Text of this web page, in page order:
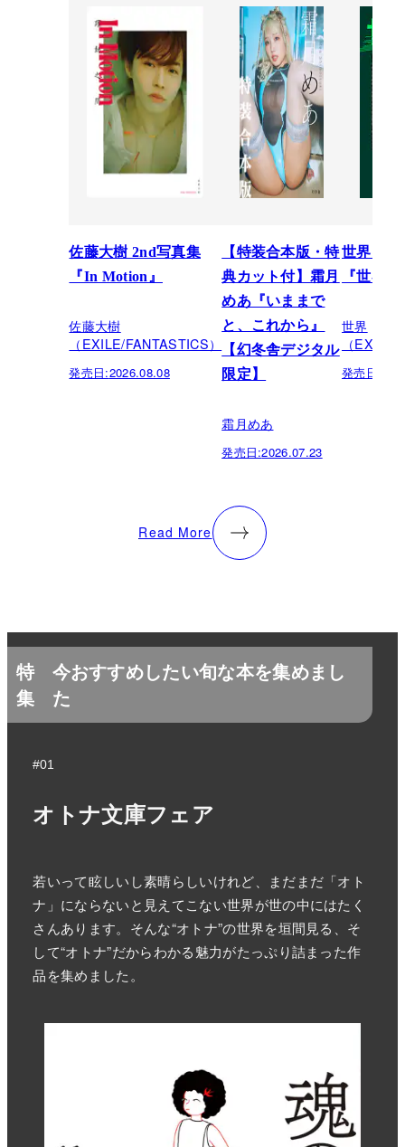
佐藤大樹 2nd写真集
『In Motion』
佐藤大樹
（EXILE/FANTASTICS）
発売日:2026.08.08
【特装合本版・特
典カット付】霜月
めあ『いままで
と、これから』
【幻冬舎デジタル
限定】
霜月めあ
発売日:2026.07.23
世界スペ
『世界
世界
（
発売日:
Read More
特
集
今おすすめしたい旬な本を集めまし
た
#01
オトナ文庫フェア
若いって眩しいし素晴らしいけれど、まだまだ「オト
ナ」にならないと見えてこない世界が世の中にはたく
さんあります。そんな“オトナ”の世界を垣間見る、そ
して“オトナ”だからわかる魅力がたっぷり詰まった作
品を集めました。